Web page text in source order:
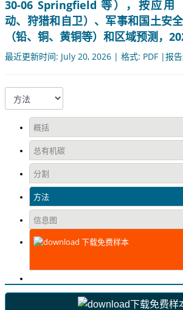
30-06 Springfield 等），按应用
动、狩猎和自卫）、军事和国土安
（铅、铜、黄铜等）和区域预测，
最近更新时间: July 20, 2026 | 格式: PDF |报
概括
总有机碳
分割
方法
信息图
下载免费样本
下载免费样